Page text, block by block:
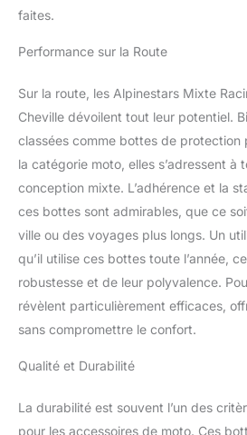
pour une
Soufflet
en
pour
avant et
dans le
au-
accrue.#
panneau
dans le
faites.
Performance sur la Route
Sur la route, les Alpinestars Mixte
Cheville dévoilent tout leur potentiel.
classées comme bottes de protection
la catégorie moto, elles s’adressent à
conception mixte. L’adhérence et la
ces bottes sont admirables, que ce
ville ou des voyages plus longs. Un
qu’il utilise ces bottes toute l’année,
robustesse et de leur polyvalence.
révèlent particulièrement efficaces,
sans compromettre le confort.
Qualité et Durabilité
La durabilité est souvent l’un des
pour les accessoires de moto. Ces